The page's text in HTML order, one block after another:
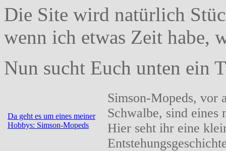
Die Site wird natürlich
wenn ich etwas Zeit habe,
Nun sucht Euch unten ein
Da geht es um eines meiner
Hobbys: Simson-Mopeds
Simson-Mopeds, vor
Schwalbe, sind eines
Hier seht ihr eine